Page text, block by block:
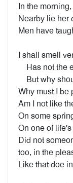
In the
Nearby lie her
Men have
I shall smell
Has not the
But why
Why must I
Am I not like
On some
On one of
Did not
too, in the
Like that doe